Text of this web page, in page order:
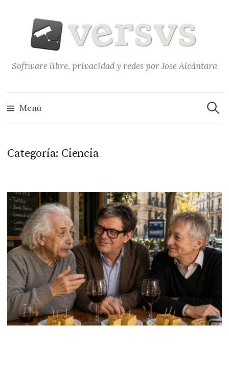
contenido
Software libre, privacidad y redes por Jose Alcántara
Menú
Categoría: Ciencia